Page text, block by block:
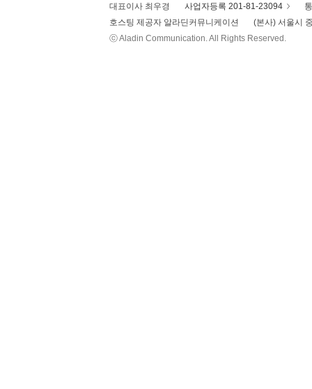
대표이사 최우경 사업자등록 201-81-23094
호스팅 제공자 알라딘커뮤니케이션
(본사) 서울시
ⓒ Aladin Communication. All Rights Reserved.